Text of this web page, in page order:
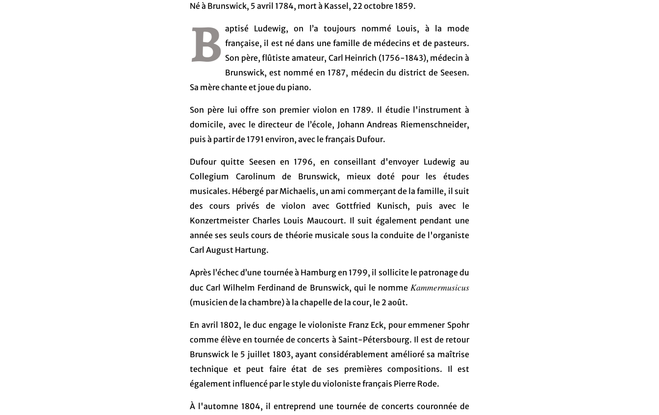
Né à Brunswick, 5 avril 1784, mort à Kassel, 22 octobre 1859.
B aptisé Ludewig, on l’a toujours nommé Louis, à la mode
française, il est né dans une famille de médecins et de pasteurs.
Son père, flûtiste amateur, Carl Heinrich (1756-1843), médecin à
Brunswick, est nommé en 1787, médecin du district de Seesen.
Sa mère chante et joue du piano.
Son père lui offre son premier violon en 1789. Il étudie l'instrument à
domicile, avec le directeur de l’école, Johann Andreas Riemenschneider,
puis à partir de 1791 environ, avec le français Dufour.
Dufour quitte Seesen en 1796, en conseillant d'envoyer Ludewig au
Collegium Carolinum de Brunswick, mieux doté pour les études
musicales. Hébergé par Michaelis, un ami commerçant de la famille, il suit
des cours privés de violon avec Gottfried Kunisch, puis avec le
Konzertmeister Charles Louis Maucourt. Il suit également pendant une
année ses seuls cours de théorie musicale sous la conduite de l'organiste
Carl August Hartung.
Après l’échec d’une tournée à Hamburg en 1799, il sollicite le patronage du
duc Carl Wilhelm Ferdinand de Brunswick, qui le nomme Kammermusicus
(musicien de la chambre) à la chapelle de la cour, le 2 août.
En avril 1802, le duc engage le violoniste Franz Eck, pour emmener Spohr
comme élève en tournée de concerts à Saint-Pétersbourg. Il est de retour
Brunswick le 5 juillet 1803, ayant considérablement amélioré sa maîtrise
technique et peut faire état de ses premières compositions. Il est
également influencé par le style du violoniste français Pierre Rode.
À l'automne 1804, il entreprend une tournée de concerts couronnée de